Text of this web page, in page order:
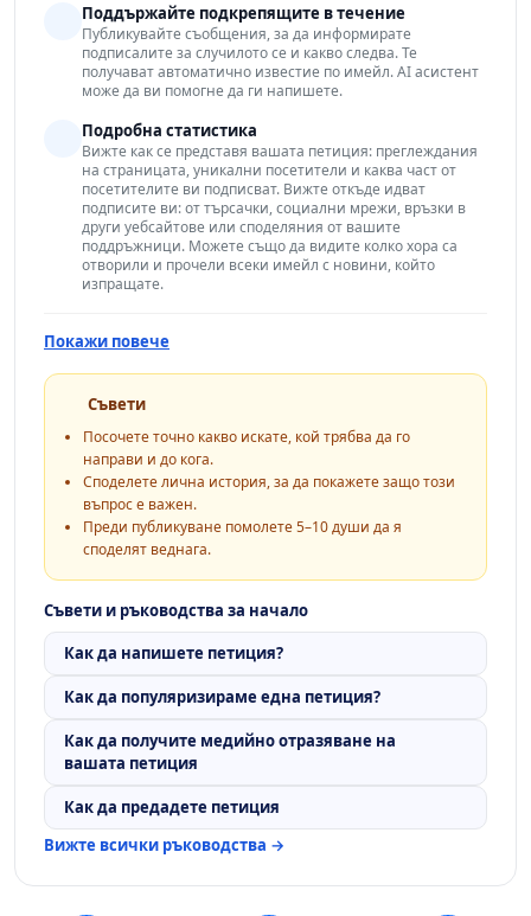
Поддържайте подкрепящите в течение
Публикувайте съобщения, за да информирате
подписалите за случилото се и какво следва. Те
получават автоматично известие по имейл. AI асистент
може да ви помогне да ги напишете.
Подробна статистика
Вижте как се представя вашата петиция: преглеждания
на страницата, уникални посетители и каква част от
посетителите ви подписват. Вижте откъде идват
подписите ви: от търсачки, социални мрежи, връзки в
други уебсайтове или споделяния от вашите
поддръжници. Можете също да видите колко хора са
отворили и прочели всеки имейл с новини, който
изпращате.
Покажи повече
Съвети
Посочете точно какво искате, кой трябва да го
направи и до кога.
Споделете лична история, за да покажете защо този
въпрос е важен.
Преди публикуване помолете 5–10 души да я
споделят веднага.
Съвети и ръководства за начало
Как да напишете петиция?
Как да популяризираме една петиция?
Как да получите медийно отразяване на
вашата петиция
Как да предадете петиция
Вижте всички ръководства →